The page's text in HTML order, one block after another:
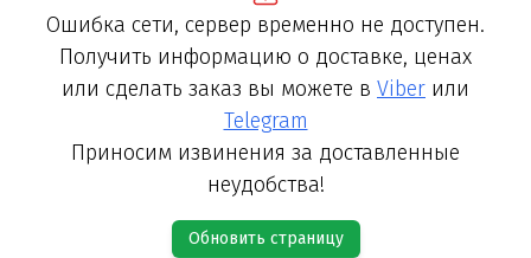
Ошибка сети, сервер временно не доступен.
Получить информацию о доставке, ценах
или сделать заказ вы можете в Viber или
Telegram
Приносим извинения за доставленные
неудобства!
Обновить страницу